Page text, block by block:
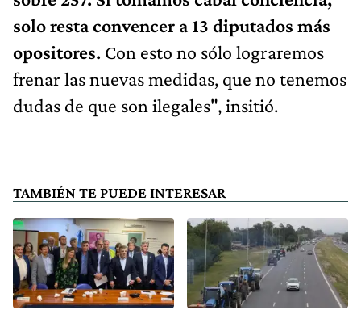
solo resta convencer a 13 diputados más
opositores. Con esto no sólo lograremos
frenar las nuevas medidas, que no tenemos
dudas de que son ilegales", insitió.
TAMBIÉN TE PUEDE INTERESAR